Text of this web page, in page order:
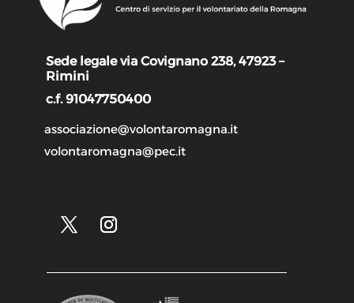
Sede legale via Covignano 238, 47923 –
Rimini
c.f. 91047750400
associazione@volontaromagna.it
volontaromagna@pec.it